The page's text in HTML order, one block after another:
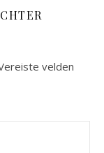
velden